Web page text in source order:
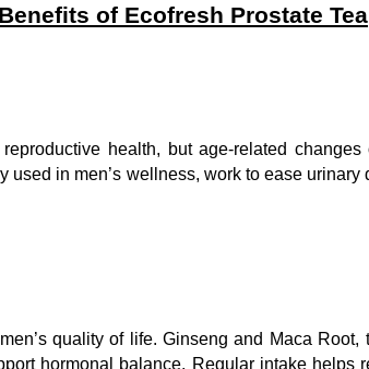
of Ecofresh Prostate Tea
health, but age-related
in men’s wellness, work to ease
quality of life. Ginseng and Maca
hormonal balance. Regular intake helps